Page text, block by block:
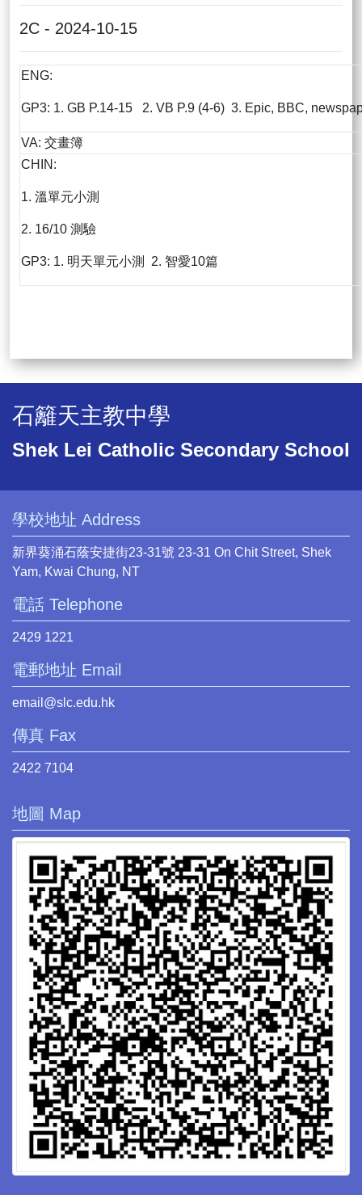
2C - 2024-10-15
ENG:
GP3: 1. GB P.14-15 2. VB P.9 (4-6) 3. Epic, BBC,
VA: 交畫簿
CHIN:
1. 溫單元小測
2. 16/10 測驗
GP3: 1. 明天單元小測 2. 智愛10篇
石籬天主教中學
Shek Lei Catholic Secondary School
學校地址 Address
新界葵涌石蔭安捷街23-31號 23-31 On Chit Street, Shek
Yam, Kwai Chung, NT
電話 Telephone
2429 1221
電郵地址 Email
email@slc.edu.hk
傳真 Fax
2422 7104
地圖 Map